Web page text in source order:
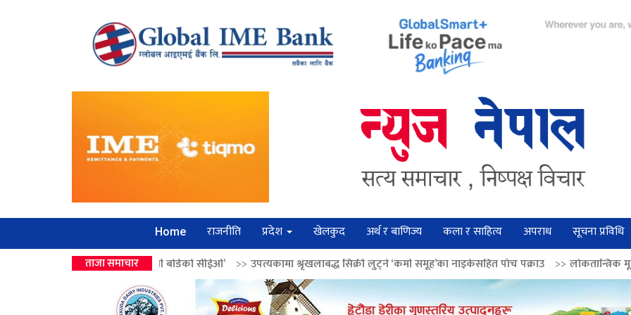
Home राजनीति प्रदेश खेलकुद अर्थ र बाणिज्य कला र साहित्य अपराध सूचना प्रविधि
ताजा समाचार
उपहार ‘लगानी बोर्डको सीईओ’ >>उपत्यकामा श्रृंखलाबद्ध सिक्री लुट्ने ‘कर्मा समूह’का नाइकेसहित पाँच पक्राउ >>लोकतान्त्रिक मूल्य सुदृढ बनाउन